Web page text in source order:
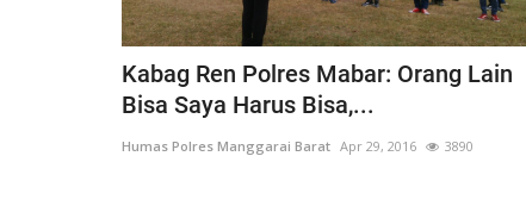
Kabag Ren Polres Mabar: Orang Lain
Bisa Saya Harus Bisa,...
Humas Polres Manggarai Barat Apr 29, 2016 3890